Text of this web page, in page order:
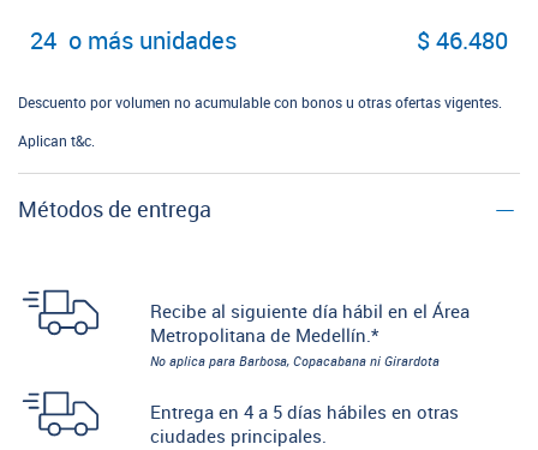
24 o más unidades $ 46.480
Descuento por volumen no acumulable con bonos u otras ofertas vigentes.
Aplican t&c.
Métodos de entrega
Recibe al siguiente día hábil en el Área
Metropolitana de Medellín.*
No aplica para Barbosa, Copacabana ni Girardota
Entrega en 4 a 5 días hábiles en otras
ciudades principales.